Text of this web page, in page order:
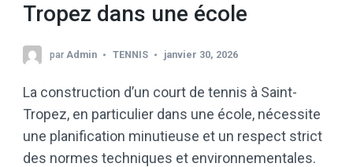
Tropez dans une école
par Admin TENNIS janvier 30, 2026
La construction d’un court de tennis à Saint-
Tropez, en particulier dans une école, nécessite
une planification minutieuse et un respect strict
des normes techniques et environnementales.